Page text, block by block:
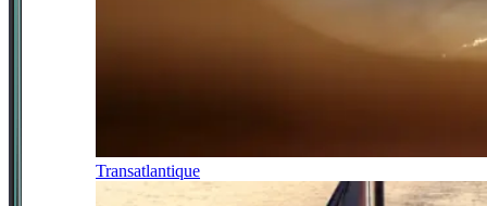
Transatlantique